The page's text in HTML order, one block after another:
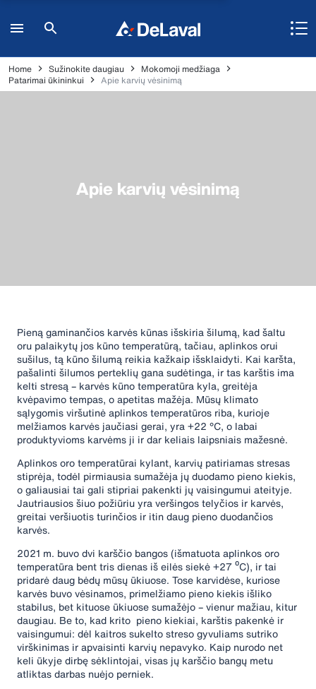
Home Sužinokite daugiau
Mokomoji medžiaga
Patarimai ūkininkui
Apie karvių vėsinimą
Apie karvių vėsinimą
Pieną gaminančios karvės kūnas išskiria šilumą, kad šaltu
oru palaikytų jos kūno temperatūrą, tačiau, aplinkos orui
sušilus, tą kūno šilumą reikia kažkaip išsklaidyti. Kai karšta,
pašalinti šilumos perteklių gana sudėtinga, ir tas karštis ima
kelti stresą – karvės kūno temperatūra kyla, greitėja
kvėpavimo tempas, o apetitas mažėja. Mūsų klimato
sąlygomis viršutinė aplinkos temperatūros riba, kurioje
melžiamos karvės jaučiasi gerai, yra +22 °C, o labai
produktyvioms karvėms ji ir dar keliais laipsniais mažesnė.
Aplinkos oro temperatūrai kylant, karvių patiriamas stresas
stiprėja, todėl pirmiausia sumažėja jų duodamo pieno kiekis,
o galiausiai tai gali stipriai pakenkti jų vaisingumui ateityje.
Jautriausios šiuo požiūriu yra veršingos telyčios ir karvės,
greitai veršiuotis turinčios ir itin daug pieno duodančios
karvės.
2021 m. buvo dvi karščio bangos (išmatuota aplinkos oro
temperatūra bent tris dienas iš eilės siekė +27 ⁰C), ir tai
pridarė daug bėdų mūsų ūkiuose. Tose karvidėse, kuriose
karvės buvo vėsinamos, primelžiamo pieno kiekis išliko
stabilus, bet kituose ūkiuose sumažėjo – vienur mažiau, kitur
daugiau. Be to, kad krito pieno kiekiai, karštis pakenkė ir
vaisingumui: dėl kaitros sukelto streso gyvuliams sutriko
virškinimas ir apvaisinti karvių nepavyko. Kaip nurodo net
keli ūkyje dirbę sėklintojai, visas jų karščio bangų metu
atliktas darbas nuėjo perniek.